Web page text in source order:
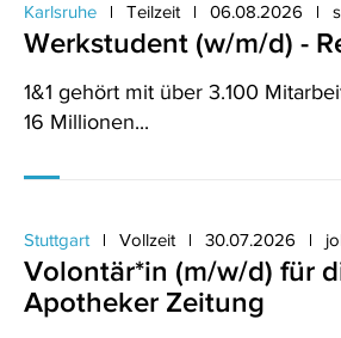
Karlsruhe Teilzeit 06.08.2026
Werkstudent (w/m/d) -
1&1 gehört mit über 3.100
16 Millionen...
Stuttgart Vollzeit 30.07.2026
Volontär*in (m/w/d) für
Apotheker Zeitung